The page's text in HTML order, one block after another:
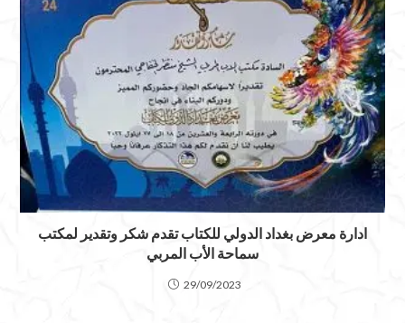
ادارة معرض بغداد الدولي للكتاب تقدم شكر وتقدير لمكتب
سماحة الأب المربي
29/09/2023